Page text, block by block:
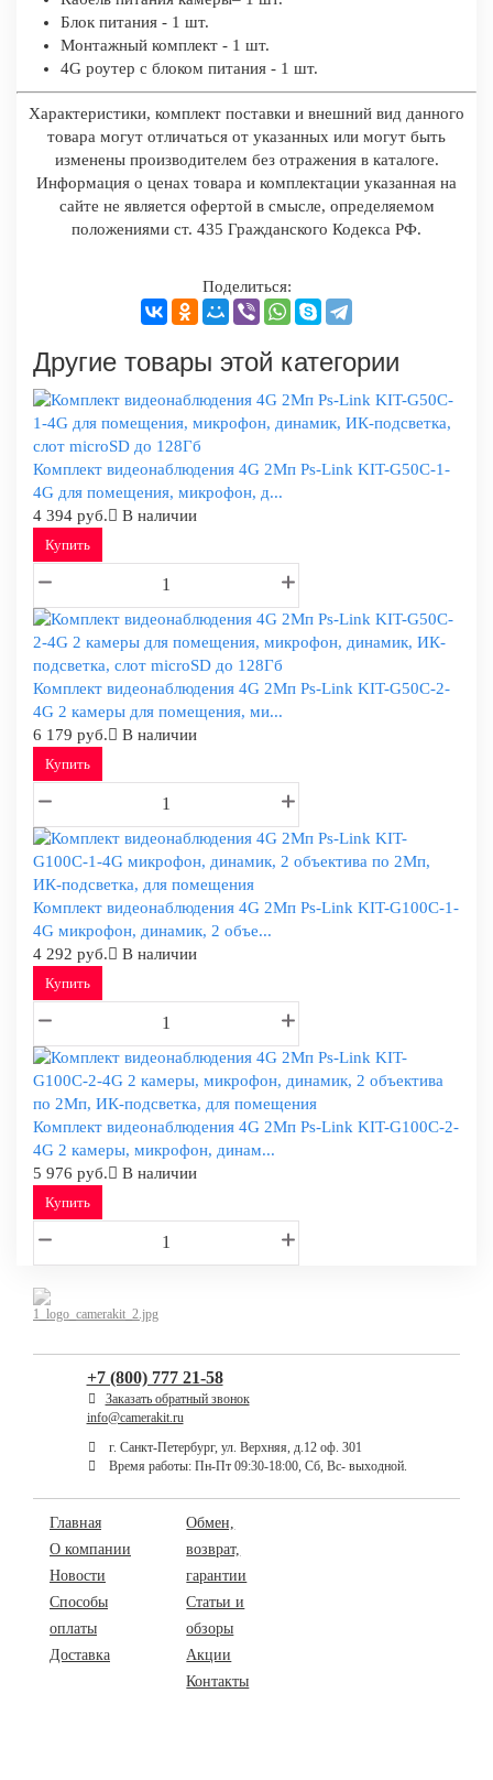
Блок питания - 1 шт.
Монтажный комплект - 1 шт.
4G роутер с блоком питания - 1 шт.
Характеристики, комплект поставки и внешний вид данного
товара могут отличаться от указанных или могут быть
изменены производителем без отражения в каталоге.
Информация о ценах товара и комплектации указанная на
сайте не является офертой в смысле, определяемом
положениями ст. 435 Гражданского Кодекса РФ.
Поделиться:
Другие товары этой категории
Комплект видеонаблюдения 4G 2Мп Ps-Link KIT-G50C-1-
4G для помещения, микрофон, д...
4 394 руб.
В наличии
Купить
Комплект видеонаблюдения 4G 2Мп Ps-Link KIT-G50C-2-
4G 2 камеры для помещения, ми...
6 179 руб.
В наличии
Купить
Комплект видеонаблюдения 4G 2Мп Ps-Link KIT-G100C-1-
4G микрофон, динамик, 2 объе...
4 292 руб.
В наличии
Купить
Комплект видеонаблюдения 4G 2Мп Ps-Link KIT-G100C-2-
4G 2 камеры, микрофон, динам...
5 976 руб.
В наличии
Купить
+7 (800) 777 21-58
Заказать обратный звонок
info@camerakit.ru
г. Санкт-Петербург, ул. Верхняя, д.12 оф. 301
Время работы: Пн-Пт 09:30-18:00, Сб, Вс- выходной.
Главная
О компании
Новости
Способы
оплаты
Доставка
Обмен,
возврат,
гарантии
Статьи и
обзоры
Акции
Контакты